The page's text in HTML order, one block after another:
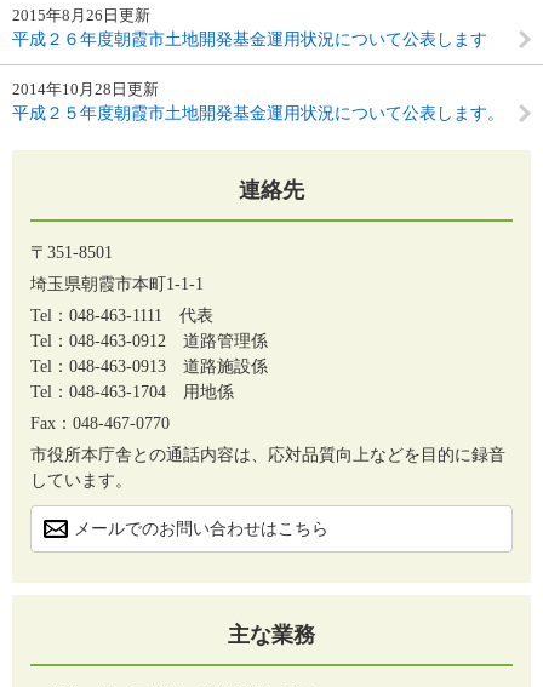
2015年8月26日更新
平成２６年度朝霞市土地開発基金運用状況について公表します
2014年10月28日更新
平成２５年度朝霞市土地開発基金運用状況について公表します。
連絡先
〒351-8501
埼玉県朝霞市本町1-1-1
Tel：048-463-1111
代表
Tel：048-463-0912
道路管理係
Tel：048-463-0913
道路施設係
Tel：048-463-1704
用地係
Fax：048-467-0770
市役所本庁舎との通話内容は、応対品質向上などを目的に録音
しています。
メールでのお問い合わせはこちら
主な業務